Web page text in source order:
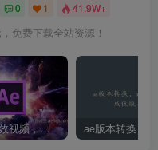
0 1 41.9W+
免费下载全站资源！
ae真人特效视频，大学生第一次做ppt怎么做